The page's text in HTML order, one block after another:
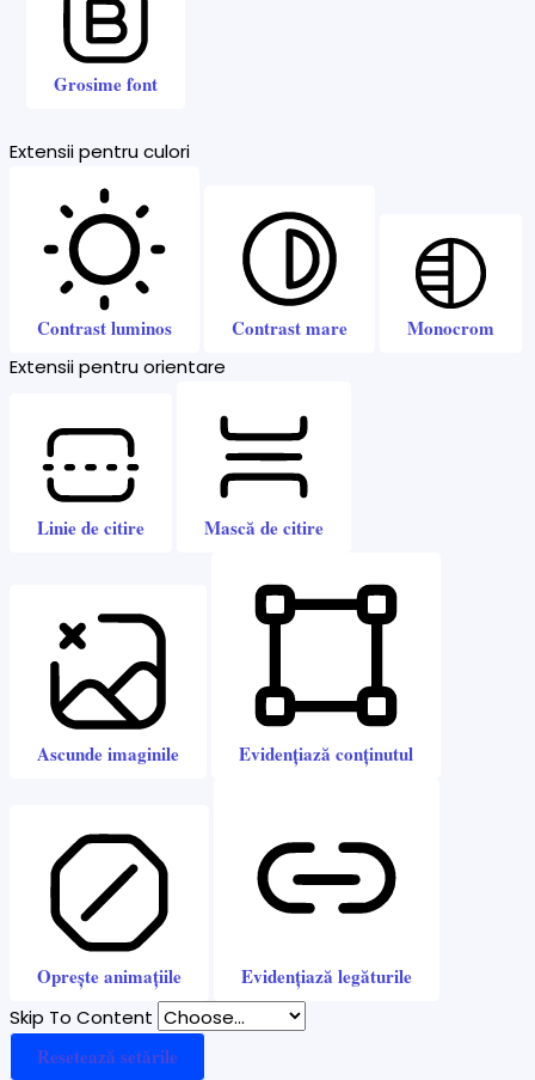
Grosime font
Extensii pentru culori
Contrast luminos Contrast mare Monocrom
Extensii pentru orientare
Linie de citire Mască de citire
Ascunde imaginile Evidențiază conținutul
Oprește animațiile Evidențiază legăturile
Skip To Content
Resetează setările